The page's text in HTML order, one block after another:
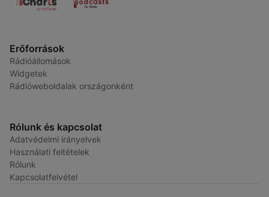
Erőforrások
Rádióállomások
Widgetek
Rádióweboldalak országonként
Rólunk és kapcsolat
Adatvédelmi irányelvek
Használati feltételek
Rólunk
Kapcsolatfelvétel